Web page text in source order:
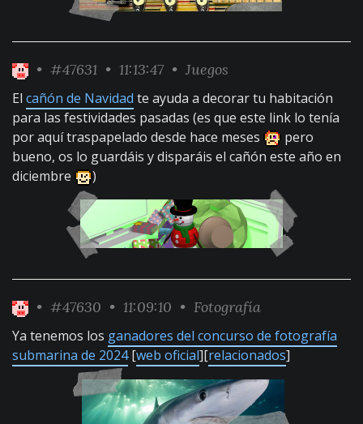
• #47631 • 11:13:47 • Juegos
El cañón de Navidad te ayuda a decorar tu habitación
para las festividades pasadas (es que este link lo tenía
por aquí traspapelado desde hace meses
pero
bueno, os lo guardáis y disparáis el cañón este año en
diciembre
)
• #47630 • 11:09:10 • Fotografía
Ya tenemos los ganadores del concurso de fotografía
submarina de 2024[web oficial][relacionados]